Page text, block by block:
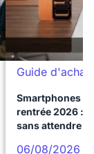
Guide d'achat
Smartphones
rentrée 2026 :
sans attendre
06/08/2026